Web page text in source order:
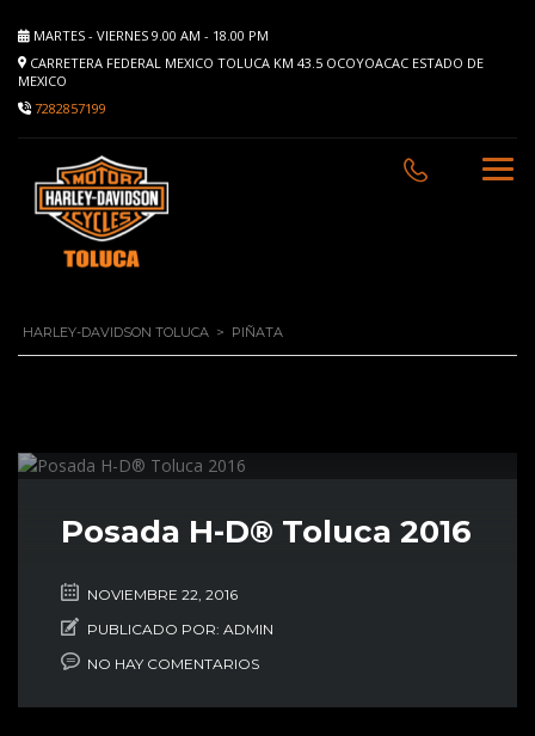
MARTES - VIERNES 9.00 AM - 18.00 PM
CARRETERA FEDERAL MEXICO TOLUCA KM 43.5 OCOYOACAC ESTADO DE
MEXICO
7282857199
HARLEY-DAVIDSON TOLUCA > PIÑATA
Posada H-D® Toluca 2016
NOVIEMBRE 22, 2016
PUBLICADO POR: ADMIN
NO HAY COMENTARIOS